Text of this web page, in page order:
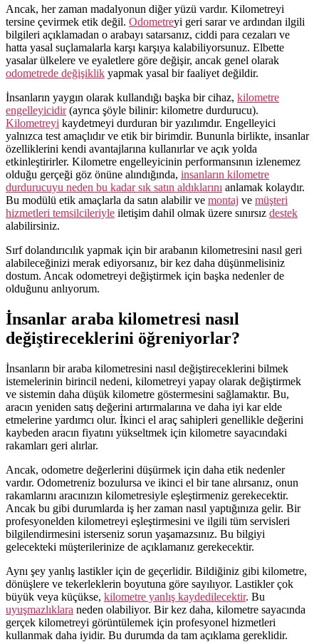
Ancak, her zaman madalyonun diğer yüzü vardır. Kilometreyi
tersine çevirmek etik değil. Odometreyi geri sarar ve ardından ilgili
bilgileri açıklamadan o arabayı satarsanız, ciddi para cezaları ve
hatta yasal suçlamalarla karşı karşıya kalabiliyorsunuz. Elbette
yasalar ülkelere ve eyaletlere göre değişir, ancak genel olarak
odometrede değişiklik yapmak yasal bir faaliyet değildir.
İnsanların yaygın olarak kullandığı başka bir cihaz, kilometre
engelleyicidir(ayrıca şöyle bilinir: kilometre durdurucu).
Kilometreyi kaydetmeyi durduran bir yazılımdır. Engelleyici
yalnızca test amaçlıdır ve etik bir birimdir. Bununla birlikte, insanlar
özelliklerini kendi avantajlarına kullanırlar ve açık yolda
etkinleştirirler. Kilometre engelleyicinin performansının izlenemez
olduğu gerçeği göz önüne alındığında, insanların kilometre
durdurucuyu neden bu kadar sık satın aldıklarını anlamak kolaydır.
Bu modülü etik amaçlarla da satın alabilir ve montaj ve müşteri
hizmetleri temsilcileriyle iletişim dahil olmak üzere sınırsız destek
alabilirsiniz.
Sırf dolandırıcılık yapmak için bir arabanın kilometresini nasıl geri
alabileceğinizi merak ediyorsanız, bir kez daha düşünmelisiniz
dostum. Ancak odometreyi değiştirmek için başka nedenler de
olduğunu anlıyorum.
İnsanlar araba kilometresi nasıl
değiştireceklerini öğreniyorlar?
İnsanların bir araba kilometresini nasıl değiştireceklerini bilmek
istemelerinin birincil nedeni, kilometreyi yapay olarak değiştirmek
ve sistemin daha düşük kilometre göstermesini sağlamaktır. Bu,
aracın yeniden satış değerini artırmalarına ve daha iyi kar elde
etmelerine yardımcı olur. İkinci el araç sahipleri genellikle değerini
kaybeden aracın fiyatını yükseltmek için kilometre sayacındaki
rakamları geri alırlar.
Ancak, odometre değerlerini düşürmek için daha etik nedenler
vardır. Odometreniz bozulursa ve ikinci el bir tane alırsanız, onun
rakamlarını aracınızın kilometresiyle eşleştirmeniz gerekecektir.
Ancak bu gibi durumlarda iş her zaman nasıl yaptığınıza gelir. Bir
profesyonelden kilometreyi eşleştirmesini ve ilgili tüm servisleri
bilgilendirmesini isterseniz sorun yaşamazsınız. Bu bilgiyi
gelecekteki müşterilerinize de açıklamanız gerekecektir.
Aynı şey yanlış lastikler için de geçerlidir. Bildiğiniz gibi kilometre,
dönüşlere ve tekerleklerin boyutuna göre sayılıyor. Lastikler çok
büyük veya küçükse, kilometre yanlış kaydedilecektir. Bu
uyuşmazlıklara neden olabiliyor. Bir kez daha, kilometre sayacında
gerçek kilometreyi görüntülemek için profesyonel hizmetleri
kullanmak daha iyidir. Bu durumda da tam açıklama gereklidir.